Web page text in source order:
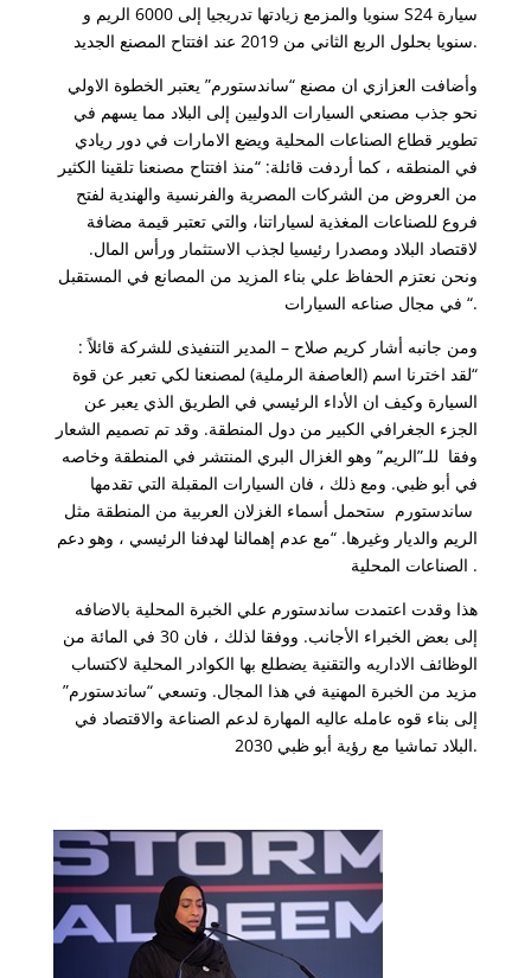
سنويا والمزمع زيادتها تدريجيا إلى 6000 الريم و S24 سيارة
سنويا بحلول الربع الثاني من 2019 عند افتتاح المصنع الجديد.
وأضافت العزازي ان مصنع “ساندستورم” يعتبر الخطوة الاولي
نحو جذب مصنعي السيارات الدوليين إلى البلاد مما يسهم في
تطوير قطاع الصناعات المحلية ويضع الامارات في دور ريادي
في المنطقه ، كما أردفت قائلة: “منذ افتتاح مصنعنا تلقينا الكثير
من العروض من الشركات المصرية والفرنسية والهندية لفتح
فروع للصناعات المغذية لسياراتنا، والتي تعتبر قيمة مضافة
لاقتصاد البلاد ومصدرا رئيسيا لجذب الاستثمار ورأس المال.
ونحن نعتزم الحفاظ علي بناء المزيد من المصانع في المستقبل
في مجال صناعه السيارات “.
ومن جانبه أشار كريم صلاح – المدير التنفيذى للشركة قائلاً :
“لقد اخترنا اسم (العاصفة الرملية) لمصنعنا لكي تعبر عن قوة
السيارة وكيف ان الأداء الرئيسي في الطريق الذي يعبر عن
الجزء الجغرافي الكبير من دول المنطقة. وقد تم تصميم الشعار
وفقا للـ”الريم” وهو الغزال البري المنتشر في المنطقة وخاصه
في أبو ظبي. ومع ذلك ، فان السيارات المقبلة التي تقدمها
ساندستورم ستحمل أسماء الغزلان العربية من المنطقة مثل
الريم والديار وغيرها. “مع عدم إهمالنا لهدفنا الرئيسي ، وهو دعم
الصناعات المحلية .
إلى بعض الخبراء الأجانب. ووفقا لذلك ، فان 30 في المائة من
الوظائف الاداريه والتقنية يضطلع بها الكوادر المحلية لاكتساب
مزيد من الخبرة المهنية في هذا المجال. وتسعي “ساندستورم”
إلى بناء قوه عامله عاليه المهارة لدعم الصناعة والاقتصاد في
البلاد تماشيا مع رؤية أبو ظبي 2030.